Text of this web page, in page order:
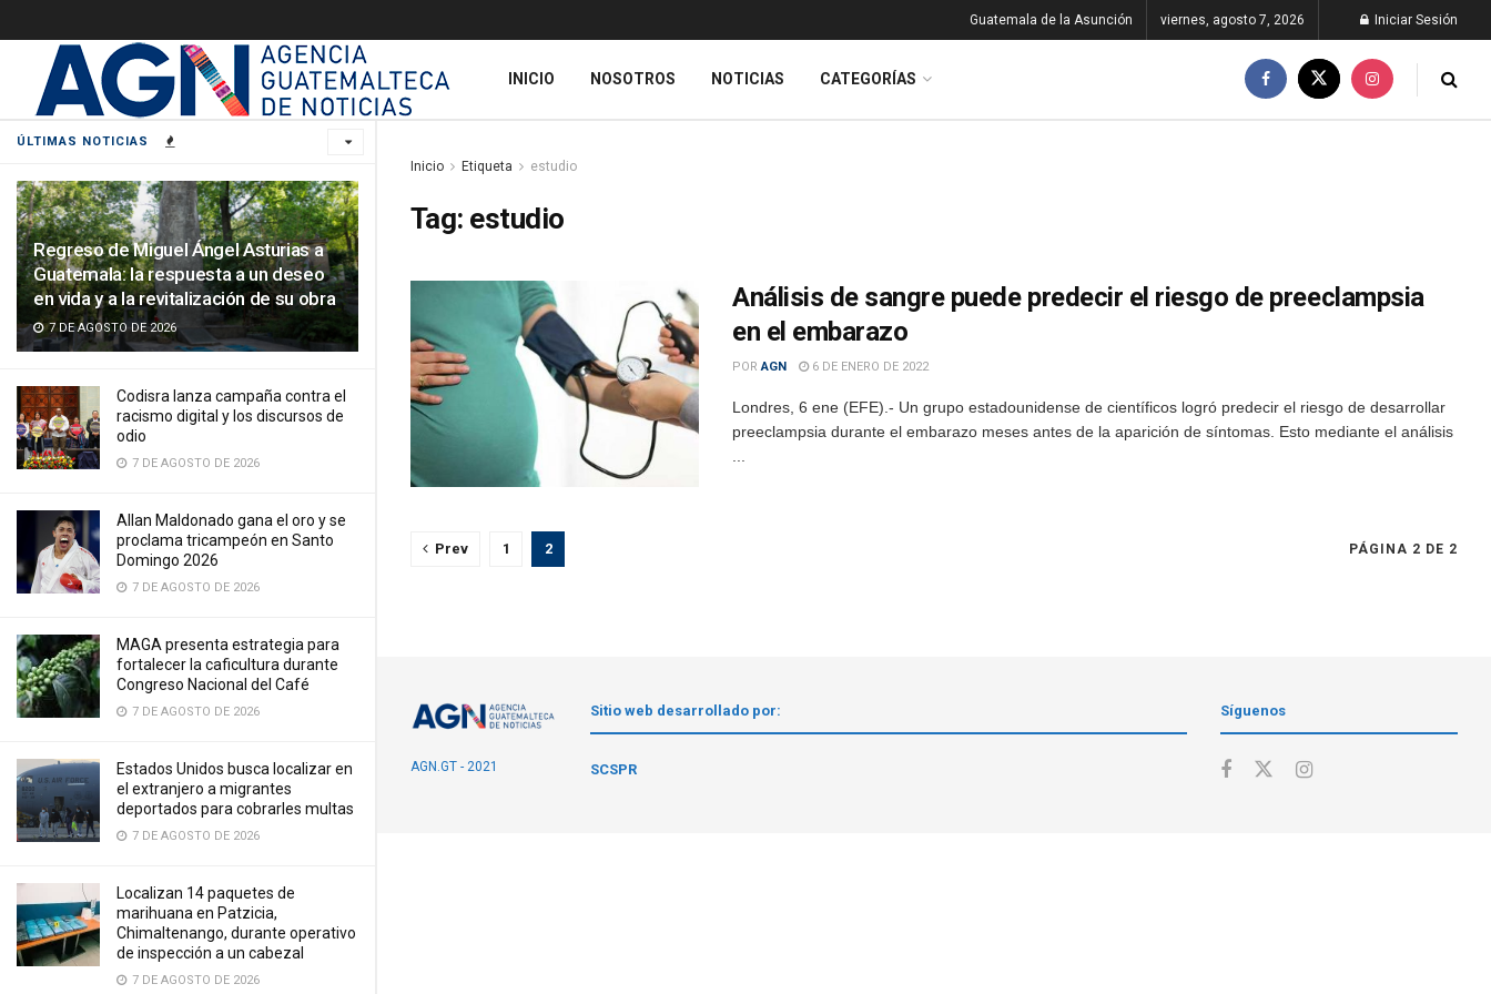
ÚLTIMAS NOTICIAS
Regreso de Miguel Ángel Asturias a
Guatemala: la respuesta a un deseo
en vida y a la revitalización de su obra
7 DE AGOSTO DE 2026
Codisra lanza campaña contra el
racismo digital y los discursos de
odio
7 DE AGOSTO DE 2026
Allan Maldonado gana el oro y se
proclama tricampeón en Santo
Domingo 2026
7 DE AGOSTO DE 2026
MAGA presenta estrategia para
fortalecer la caficultura durante
Congreso Nacional del Café
7 DE AGOSTO DE 2026
Estados Unidos busca localizar en
el extranjero a migrantes
deportados para cobrarles multas
7 DE AGOSTO DE 2026
Localizan 14 paquetes de
marihuana en Patzicia,
Chimaltenango, durante operativo
de inspección a un cabezal
7 DE AGOSTO DE 2026
Guatemala de la Asunción viernes, agosto 7, 2026 Iniciar Sesión
INICIO NOSOTROS NOTICIAS CATEGORÍAS
Inicio Etiqueta estudio
Tag: estudio
Análisis de sangre puede predecir el riesgo de preeclampsia
en el embarazo
POR AGN 6 DE ENERO DE 2022
Londres, 6 ene (EFE).- Un grupo estadounidense de científicos logró predecir el riesgo de desarrollar
preeclampsia durante el embarazo meses antes de la aparición de síntomas. Esto mediante el análisis
PÁGINA 2 DE 2
Prev 1 2
AGN.GT - 2021
Sitio web desarrollado por:
SCSPR
Síguenos